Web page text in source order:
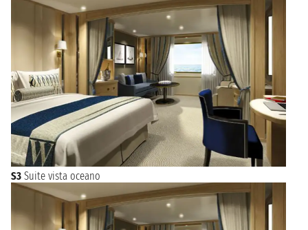
S3 Suite vista oceano